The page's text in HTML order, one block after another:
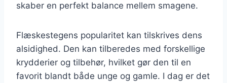
skaber en perfekt balance mellem smagene.
Flæskestegens popularitet kan tilskrives dens
alsidighed. Den kan tilberedes med forskellige
krydderier og tilbehør, hvilket gør den til en
favorit blandt både unge og gamle. I dag er det